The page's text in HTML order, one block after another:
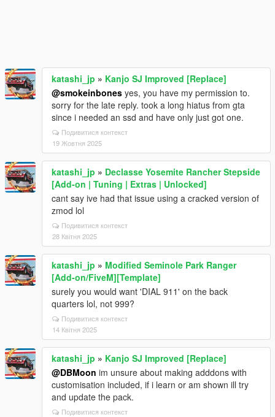
katashi_jp » Kanjo SJ Improved [Replace]
@smokeinbones yes, you have my permission to.
sorry for the late reply. took a long hiatus from gta
since i needed an ssd and have only just got one.
Подивитися контекст
19 Жовтня 2025
katashi_jp » Declasse Yosemite Rancher Stepside
[Add-on | Tuning | Extras | Unlocked]
cant say ive had that issue using a cracked version of
zmod lol
Подивитися контекст
28 Квітня 2025
katashi_jp » Modified Seminole Park Ranger
[Add-on/FiveM][Template]
surely you would want 'DIAL 911' on the back
quarters lol, not 999?
Подивитися контекст
14 Квітня 2025
katashi_jp » Kanjo SJ Improved [Replace]
@DBMoon im unsure about making adddons with
customisation included, if i learn or am shown ill try
and update the pack.
Подивитися контекст